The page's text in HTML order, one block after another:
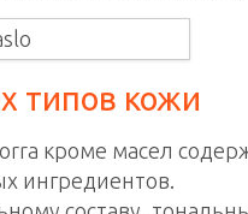
типов кожи
кроме масел
ингредиентов.